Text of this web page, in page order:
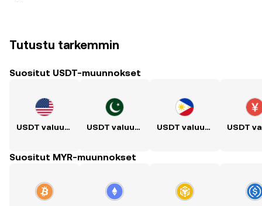
Tutustu tarkemmin
Suositut USDT-muunnokset
USDT valuutaksi USD USDT valuutaksi PKR USDT valuutaksi PHP
Suositut MYR-muunnokset